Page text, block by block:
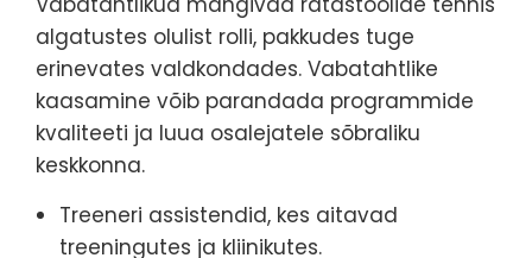
algatustes olulist rolli, pakkudes tuge
erinevates valdkondades. Vabatahtlike
kaasamine võib parandada programmide
kvaliteeti ja luua osalejatele sõbraliku
keskkonna.
Treeneri assistendid, kes aitavad
treeningutes ja kliinikutes.